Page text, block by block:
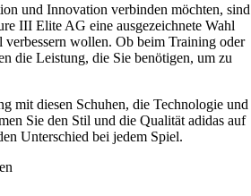
und Innovation verbinden möchten, sind
III Elite AG eine ausgezeichnete Wahl
wollen. Ob beim Training oder
die Leistung, die Sie benötigen, um zu
mit diesen Schuhen, die Technologie und
Sie den Stil und die Qualität adidas auf
Unterschied bei jedem Spiel.